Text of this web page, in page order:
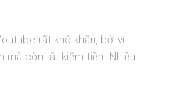
rất khó khăn, bởi vì
mà còn tắt kiếm tiền. Nhiều